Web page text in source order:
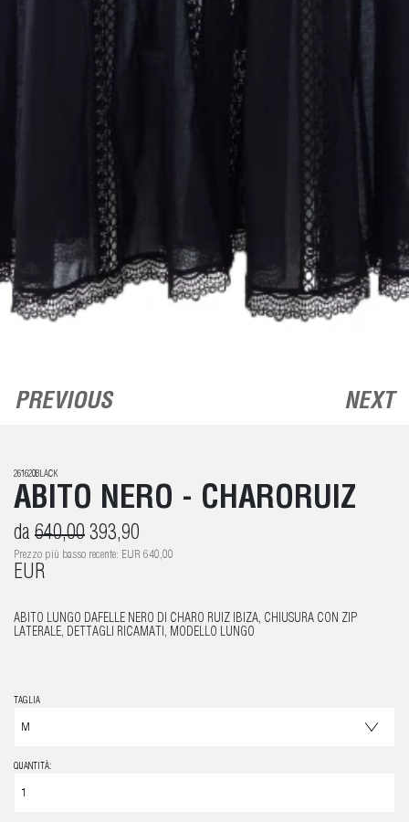
PREVIOUS NEXT
261620BLACK
ABITO NERO - CHARORUIZ
da 640,00 393,90
Prezzo più basso recente: EUR 640,00
EUR
ABITO LUNGO DAFELLE NERO DI CHARO RUIZ IBIZA, CHIUSURA CON ZIP
LATERALE, DETTAGLI RICAMATI, MODELLO LUNGO
TAGLIA
QUANTITÀ: